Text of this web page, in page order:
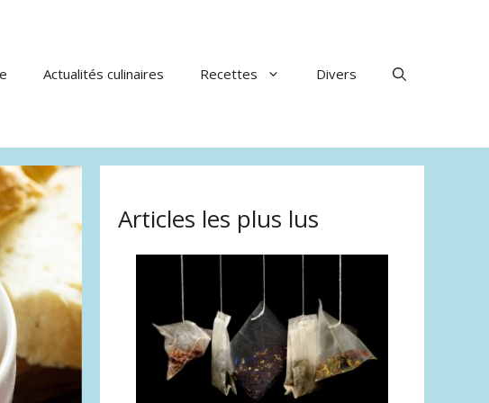
Actualités culinaires Recettes Divers
Articles les plus lus